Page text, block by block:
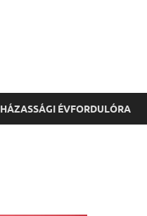
HÁZASSÁGI ÉVFORDULÓRA